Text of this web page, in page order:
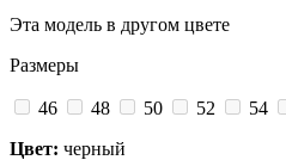
Эта модель в другом цвете
Размеры
46 48 50 52 54
Цвет: черный